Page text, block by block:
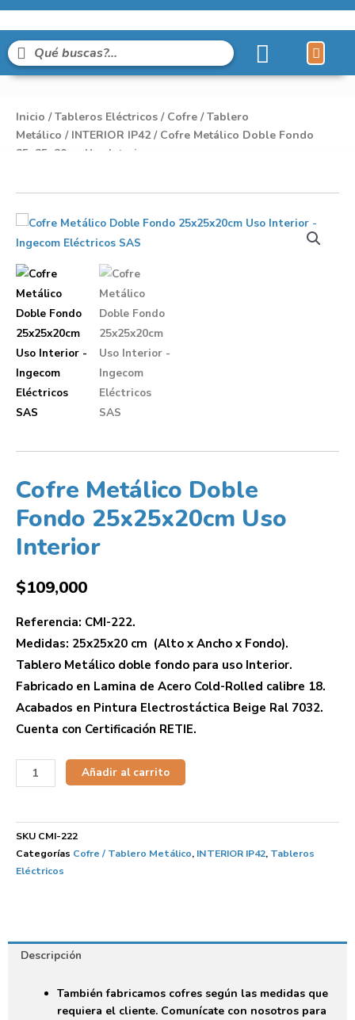
Inicio /Tableros Eléctricos / Cofre / Tablero
Metálico / INTERIOR IP42/ Cofre Metálico Doble Fondo
25x25x20cm Uso Interior
Cofre Metálico Doble
Fondo 25x25x20cm Uso
Interior
$109,000
Referencia: CMI-222.
Medidas: 25x25x20 cm (Alto x Ancho x Fondo).
Tablero Metálico doble fondo para uso Interior.
Fabricado en Lamina de Acero Cold-Rolled calibre 18.
Acabados en Pintura Electrostáctica Beige Ral 7032.
Cuenta con Certificación RETIE.
Añadir al carrito
SKU CMI-222
Categorías Cofre / Tablero Metálico, INTERIOR IP42, Tableros
Eléctricos
Descripción
También fabricamos cofres según las medidas que
requiera el cliente. Comunícate con nosotros para